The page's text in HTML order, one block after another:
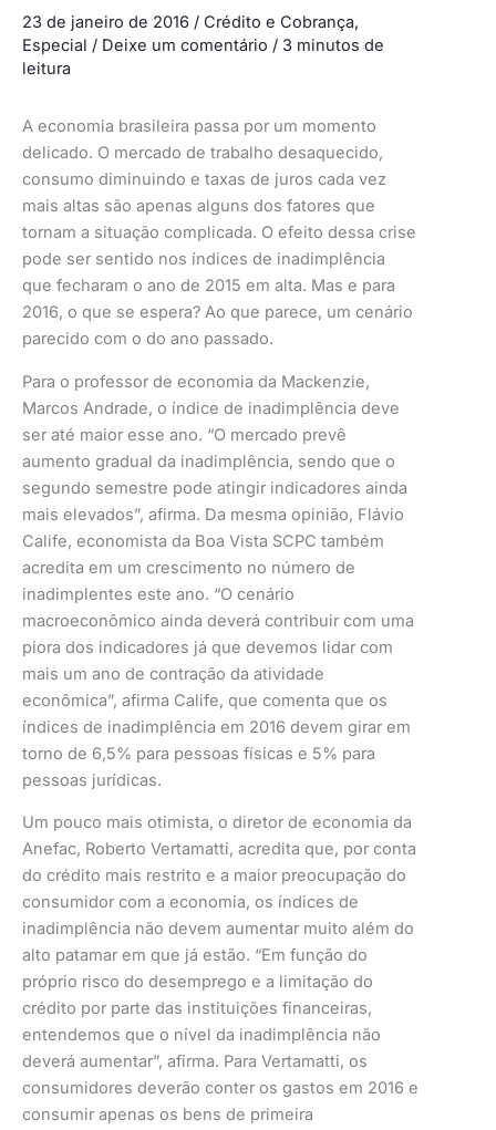
23 de janeiro de 2016 / Crédito e Cobrança,
Especial / Deixe um comentário / 3 minutos de
leitura
A economia brasileira passa por um momento
delicado. O mercado de trabalho desaquecido,
consumo diminuindo e taxas de juros cada vez
mais altas são apenas alguns dos fatores que
tornam a situação complicada. O efeito dessa crise
pode ser sentido nos índices de inadimplência
que fecharam o ano de 2015 em alta. Mas e para
2016, o que se espera? Ao que parece, um cenário
parecido com o do ano passado.
Para o professor de economia da Mackenzie,
Marcos Andrade, o índice de inadimplência deve
ser até maior esse ano. “O mercado prevê
aumento gradual da inadimplência, sendo que o
segundo semestre pode atingir indicadores ainda
mais elevados”, afirma. Da mesma opinião, Flávio
Calife, economista da Boa Vista SCPC também
acredita em um crescimento no número de
inadimplentes este ano. “O cenário
macroeconômico ainda deverá contribuir com uma
piora dos indicadores já que devemos lidar com
mais um ano de contração da atividade
econômica”, afirma Calife, que comenta que os
índices de inadimplência em 2016 devem girar em
torno de 6,5% para pessoas físicas e 5% para
pessoas jurídicas.
Um pouco mais otimista, o diretor de economia da
Anefac, Roberto Vertamatti, acredita que, por conta
do crédito mais restrito e a maior preocupação do
consumidor com a economia, os índices de
inadimplência não devem aumentar muito além do
alto patamar em que já estão. “Em função do
próprio risco do desemprego e a limitação do
crédito por parte das instituições financeiras,
entendemos que o nível da inadimplência não
deverá aumentar”, afirma. Para Vertamatti, os
consumidores deverão conter os gastos em 2016 e
consumir apenas os bens de primeira